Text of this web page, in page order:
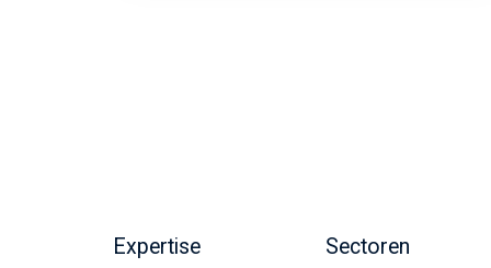
Expertise Sectoren